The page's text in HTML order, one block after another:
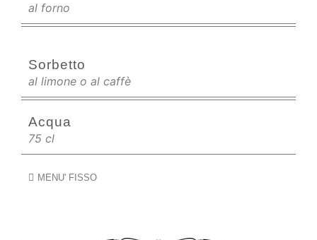
al forno
Sorbetto
al limone o al caffè
Acqua
75 cl
MENU' FISSO